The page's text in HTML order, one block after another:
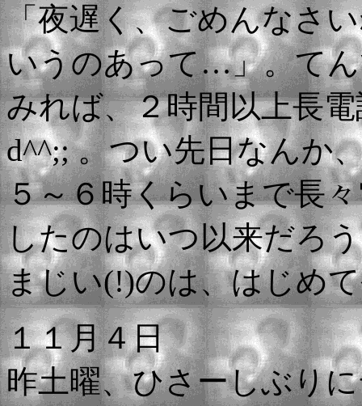
「夜遅く、ごめんなさ
いうのあって…」。て
みれば、２時間以上長
d^^;; 。つい先日なんか
５～６時くらいまで長
したのはいつ以来だろ
まじい(!)のは、はじめ
１１月４日
昨土曜、ひさーしぶり